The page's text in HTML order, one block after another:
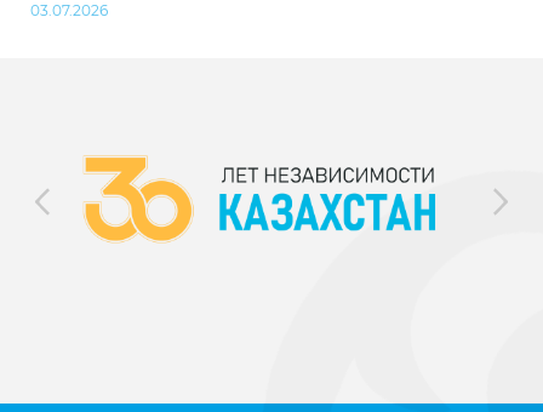
03.07.2026